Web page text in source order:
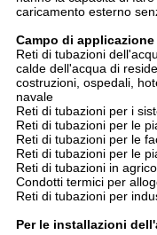
caricamento esterno
Campo di applicazione
Reti di tubazioni
calde dell'acqua di
costruzioni, ospedali,
navale
Reti di tubazioni per i
Reti di tubazioni per le
Reti di tubazioni per le
Reti di tubazioni per le
Reti di tubazioni in
Condotti termici per
Reti di tubazioni per
Per le installazioni